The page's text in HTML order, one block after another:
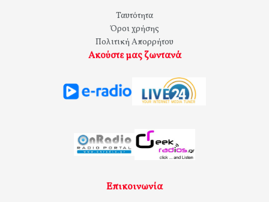
Ταυτότητα
Όροι χρήσης
Πολιτική Απορρήτου
Ακούστε μας ζωντανά
Επικοινωνία